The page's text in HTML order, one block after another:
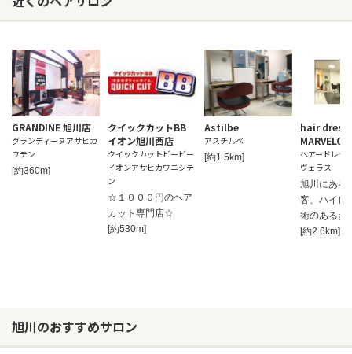
GRANDINE 旭川店
グランディーヌアサヒカ
ワテン
[約360m]
クイックカットBB
イオン旭川西店
クイックカットビービー
イオンアサヒカワニシテ
ン
☆１０００円のヘア
カット専門店☆
[約530m]
Astilbe
アスチルベ
[約1.5km]
hair
ヘアードレシ
ヴェラス
旭川にある
客、ハイレ
術のあるお
[約2.6km]
旭川のおすすめサロン